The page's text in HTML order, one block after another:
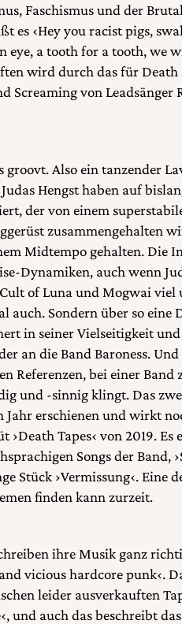
Faschismus und der
es ‹Hey you racist pigs,
eye, a tooth for a tooth, we
wird durch das für
Screaming von Leadsänger
groovt. Also ein tanzender
Hengst haben auf
der von einem
zusammengehalten
Midtempo gehalten. Die
Dynamiken, auch wenn
of Luna und Mogwai viel
auch. Sondern über so eine
in seiner Vielseitigkeit
an die Band Baroness.
Referenzen, bei einer
und -sinnig klingt. Das
Jahr erschienen und wirkt
›Death Tapes‹ von 2019.
Songs der Band,
Stück ›Vermissung‹. Eine
finden kann zurzeit.
ihre Musik ganz
vicious hardcore punk‹.
leider ausverkauften
und auch das beschreibt